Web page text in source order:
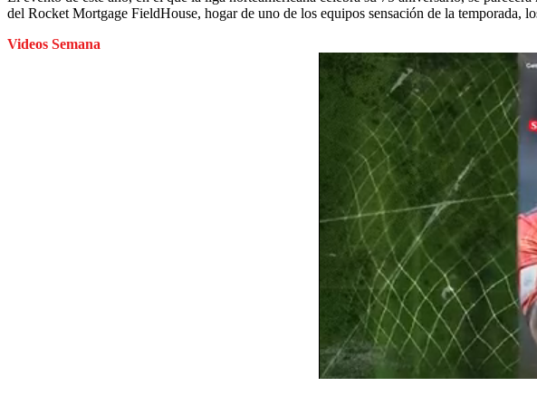
del Rocket Mortgage FieldHouse, hogar de uno de los equipos sensación de la temporada,
Videos Semana